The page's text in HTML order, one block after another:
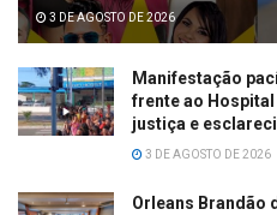
3 DE AGOSTO DE 2026
Manifestação
frente ao Hospital
justiça e
3 DE AGOSTO DE 2026
Orleans Brandão